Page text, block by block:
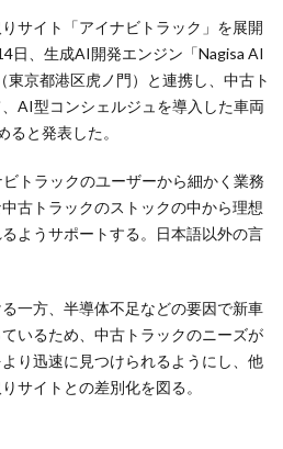
サイト「アイナビトラック」を展開
日、生成AI開発エンジン「Nagisa AI
東京都港区虎ノ門）と連携し、中古ト
AI型コンシェルジュを導入した車両
と発表した。
トラックのユーザーから細かく業務
古トラックのストックの中から理想
ようサポートする。日本語以外の言
一方、半導体不足などの要因で新車
いるため、中古トラックのニーズが
り迅速に見つけられるようにし、他
サイトとの差別化を図る。